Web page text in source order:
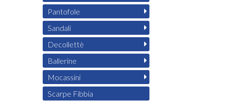
Pantofole
Sandali
Decollettè
Ballerine
Mocassini
Scarpe Fibbia